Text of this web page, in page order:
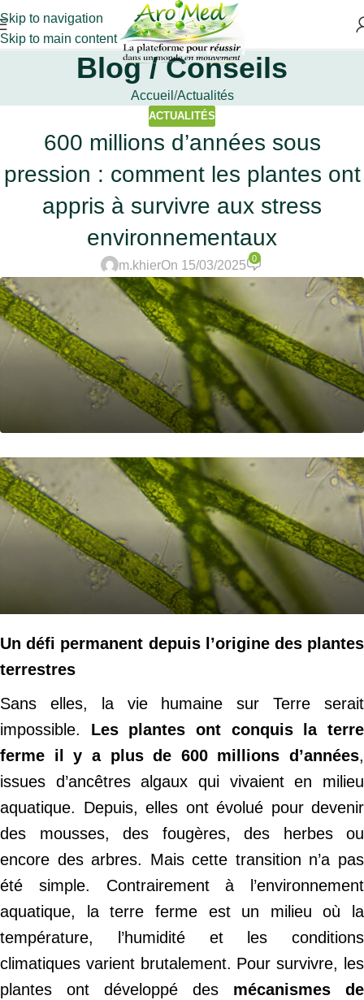
Skip to navigation
Skip to main content
Blog / Conseils
Accueil Actualités
ACTUALITÉS
600 millions d’années sous
pression : comment les plantes ont
appris à survivre aux stress
environnementaux
m.khierOn 15/03/2025
0
Un défi permanent depuis l’origine des plantes
terrestres
Sans elles, la vie humaine sur Terre serait
impossible. Les plantes ont conquis la terre
ferme il y a plus de 600 millions d’années,
issues d’ancêtres algaux qui vivaient en milieu
aquatique. Depuis, elles ont évolué pour devenir
des mousses, des fougères, des herbes ou
encore des arbres. Mais cette transition n’a pas
été simple. Contrairement à l’environnement
aquatique, la terre ferme est un milieu où la
température, l’humidité et les conditions
climatiques varient brutalement. Pour survivre, les
plantes ont développé des mécanismes de